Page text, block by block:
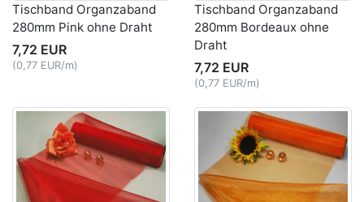
Tischband Organzaband
280mm Pink ohne Draht
7,72 EUR
(0,77 EUR/m)
Tischband Organzaband
280mm Bordeaux ohne
Draht
7,72 EUR
(0,77 EUR/m)